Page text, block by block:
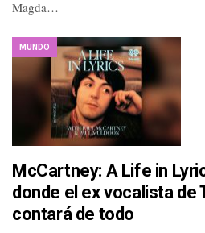
Magda…
MUNDO
McCartney: A Life in
donde el ex vocalista de
contará de todo